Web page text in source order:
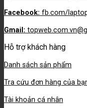
Facebook: fb.com/
Gmail:
Hỗ trợ khách hàng
Danh sách sản phẩm
Tra cứu đơn hàng của
Tài khoản cá nhân